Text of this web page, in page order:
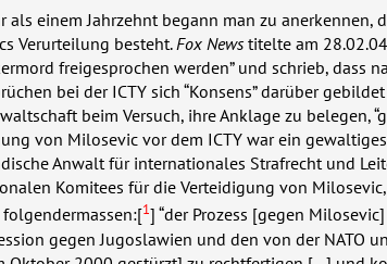
als einem Jahrzehnt begann man zu anerkennen,
Verurteilung besteht.Fox News titelte am
freigesprochen werden” und schrieb, dass
bei derICTY sich “Konsens” darüber
beim Versuch, ihre Anklage zu belegen,
von Milosevic vor dem ICTY war ein
Anwalt für internationales Strafrecht und
Komitees für die Verteidigung von Milosevic,
1] “der Prozess [gegen
gegen Jugoslawien und den von der NATO